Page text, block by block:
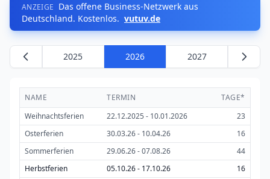
ANZEIGE Das offene Business-Netzwerk aus
Deutschland. Kostenlos. vutuv.de
2025 2026 2027
NAME TERMIN
TAGE*
Weihnachtsferien
22.12.2025 - 10.01.2026
23
Osterferien
30.03.26 - 10.04.26
16
Sommerferien
29.06.26 - 07.08.26
44
Herbstferien
05.10.26 - 17.10.26
16